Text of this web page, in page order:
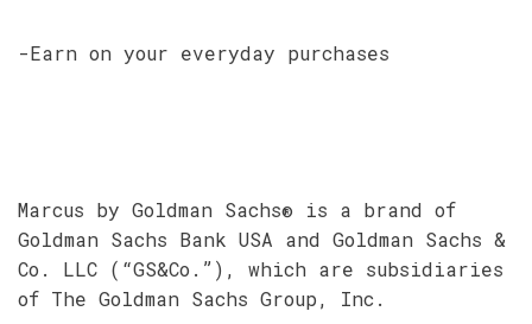
-Earn on your everyday purchases
Marcus by Goldman Sachs® is a brand of
Goldman Sachs Bank USA and Goldman Sachs &
Co. LLC (“GS&Co.”), which are subsidiaries
of The Goldman Sachs Group, Inc.